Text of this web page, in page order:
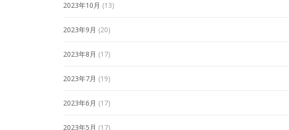
2023年10月 (13)
2023年9月 (20)
2023年8月 (17)
2023年7月 (19)
2023年6月 (17)
2023年5月 (17)